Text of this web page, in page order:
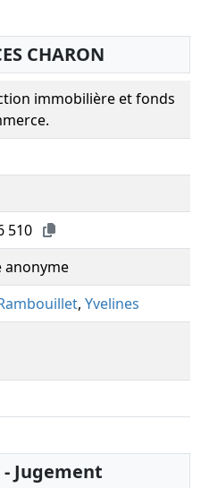
CHARON
immobilière et fonds
510
anonyme
, Yvelines
Jugement